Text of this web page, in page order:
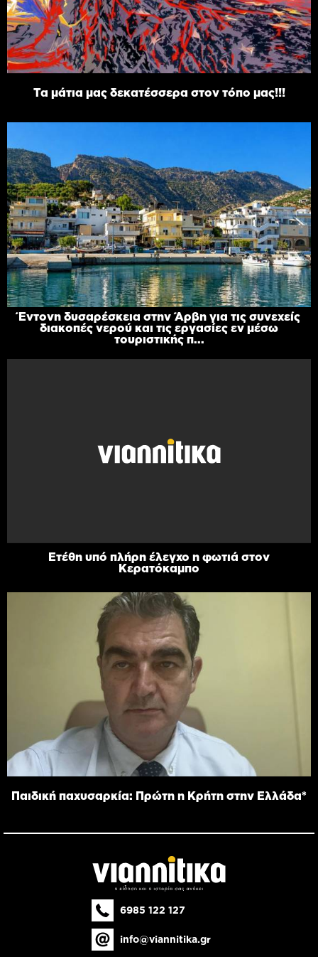
Τα μάτια μας δεκατέσσερα στον τόπο μας!!!
Έντονη δυσαρέσκεια στην Άρβη για τις συνεχείς
διακοπές νερού και τις εργασίες εν μέσω
τουριστικής π...
Ετέθη υπό πλήρη έλεγχο η φωτιά στον
Κερατόκαμπο
Παιδική παχυσαρκία: Πρώτη η Κρήτη στην Ελλάδα*
6985 122 127
info@viannitika.gr